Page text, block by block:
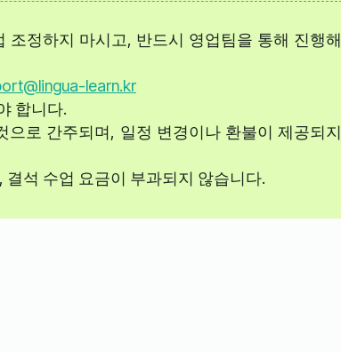
조정하지 마시고, 반드시 영업팀을 통해 진행해
learn.kr
합니다.
로 간주되며, 일정 변경이나 환불이 제공되지
석 수업 요금이 부과되지 않습니다.